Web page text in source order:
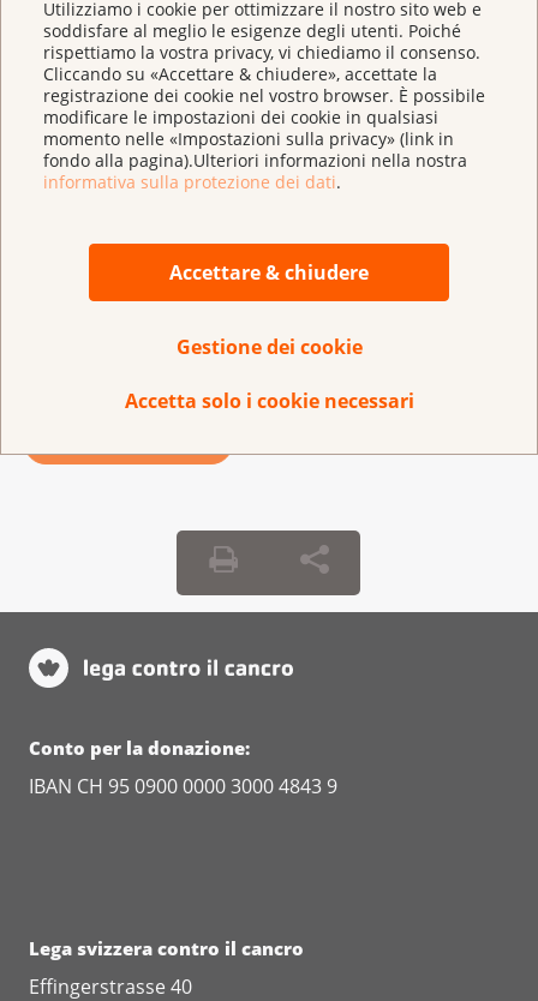
Utilizziamo i cookie per ottimizzare il nostro sito web e
soddisfare al meglio le esigenze degli utenti. Poiché
rispettiamo la vostra privacy, vi chiediamo il consenso.
Cliccando su «Accettare & chiudere», accettate la
registrazione dei cookie nel vostro browser. È possibile
modificare le impostazioni dei cookie in qualsiasi
momento nelle «Impostazioni sulla privacy» (link in
fondo alla pagina).Ulteriori informazioni nella nostra
informativa sulla protezione dei dati.
Accettare & chiudere
Gestione dei cookie
Accetta solo i cookie necessari
semplice atto sessuale.
«Perciò, la cosa più importante è un clima positivo»,
sottolinea Fredy Wetter; per esempio che si possa
parlare apertamente anche di argomenti che
possono essere scomodi o sgradevoli. Tuttavia, al di
là delle discussioni, non si devono dimenticare le cose
fare lunghi viaggi, insieme alla sua partner. Gli
interesserebbe viaggiare con un camper. «La vita è
troppo breve per rimandare le cose», afferma con
Conto per la donazione:
IBAN CH 95 0900 0000 3000 4843 9
Lega svizzera contro il cancro
Effingerstrasse 40